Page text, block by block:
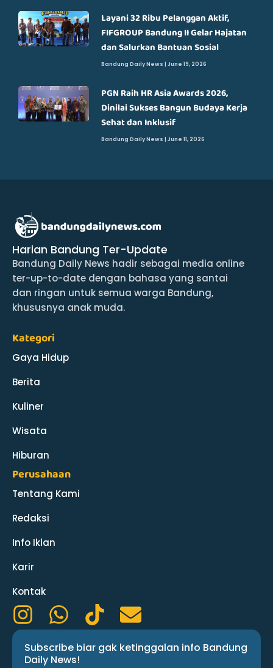
Layani 32 Ribu Pelanggan Aktif,
FIFGROUP Bandung II Gelar Hajatan
dan Salurkan Bantuan Sosial
Bandung Daily News June 19, 2026
PGN Raih HR Asia Awards 2026,
Dinilai Sukses Bangun Budaya Kerja
Sehat dan Inklusif
Bandung Daily News June 11, 2026
Harian Bandung Ter-Update
Bandung Daily News hadir sebagai media online
ter-up-to-date dengan bahasa yang santai
dan ringan untuk semua warga Bandung,
khususnya anak muda.
Kategori
Gaya Hidup
Berita
Kuliner
Wisata
Hiburan
Perusahaan
Tentang Kami
Redaksi
Info Iklan
Karir
Kontak
I
n
s
W
h
a
T
i
k
E
n
v
Subscribe biar gak ketinggalan info Bandung
Daily News!